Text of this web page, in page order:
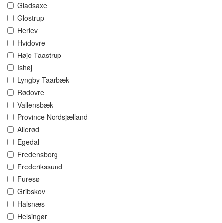
Gladsaxe
Glostrup
Herlev
Hvidovre
Høje-Taastrup
Ishøj
Lyngby-Taarbæk
Rødovre
Vallensbæk
Province Nordsjælland
Allerød
Egedal
Fredensborg
Frederikssund
Furesø
Gribskov
Halsnæs
Helsingør